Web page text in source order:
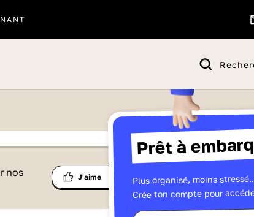
Prêt à
Plus organisé, moins
Crée ton compte pour
par
nos
J'aime
liste
Partager